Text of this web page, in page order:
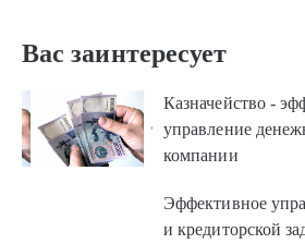
Вас заинтересует
Казначейство -
управление
компании
Эффективное
и кредиторской